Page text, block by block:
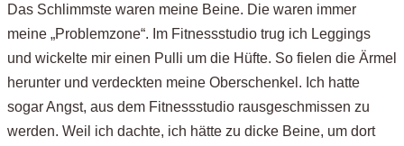
Das Schlimmste waren meine Beine. Die waren immer
meine „Problemzone“. Im Fitnessstudio trug ich Leggings
und wickelte mir einen Pulli um die Hüfte. So fielen die Ärmel
herunter und verdeckten meine Oberschenkel. Ich hatte
sogar Angst, aus dem Fitnessstudio rausgeschmissen zu
werden. Weil ich dachte, ich hätte zu dicke Beine, um dort